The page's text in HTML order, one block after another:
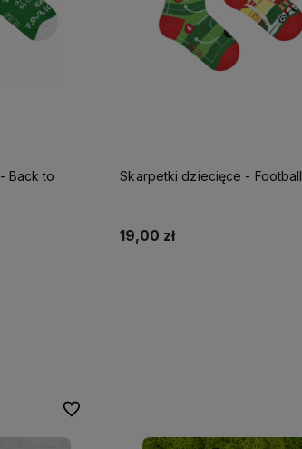
Back to
Skarpetki dziecięce - Football
19,00 zł
Do ulubionych